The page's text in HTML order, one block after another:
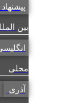
پیشنهاد
بین
محلی
آذری